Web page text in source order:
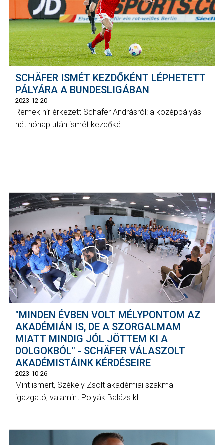
SCHÄFER ISMÉT KEZDŐKÉNT LÉPHETETT
PÁLYÁRA A BUNDESLIGÁBAN
2023-12-20
Remek hír érkezett Schäfer Andrásról: a középpályás
hét hónap után ismét kezdőké...
"MINDEN ÉVBEN VOLT MÉLYPONTOM AZ
AKADÉMIÁN IS, DE A SZORGALMAM
MIATT MINDIG JÓL JÖTTEM KI A
DOLGOKBÓL" - SCHÄFER VÁLASZOLT
AKADÉMISTÁINK KÉRDÉSEIRE
2023-10-26
Mint ismert, Székely Zsolt akadémiai szakmai
igazgató, valamint Polyák Balázs kl...